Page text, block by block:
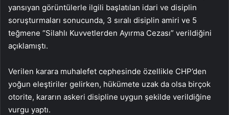
yansıyan görüntülerle ilgili başlatılan idari ve disiplin
soruşturmaları sonucunda, 3 sıralı disiplin amiri ve 5
teğmene “Silahlı Kuvvetlerden Ayırma Cezası” verildiğini
açıklamıştı.
Verilen karara muhalefet cephesinde özellikle CHP’den
yoğun eleştiriler gelirken, hükümete uzak da olsa birçok
otorite, kararın askeri disipline uygun şekilde verildiğine
vurgu yaptı.